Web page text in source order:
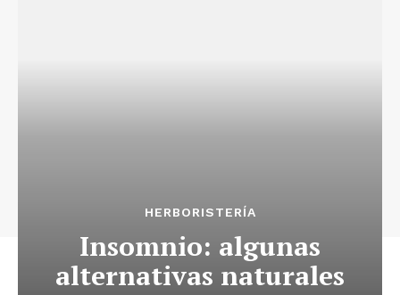
HERBORISTERÍA
Insomnio: algunas
alternativas naturales